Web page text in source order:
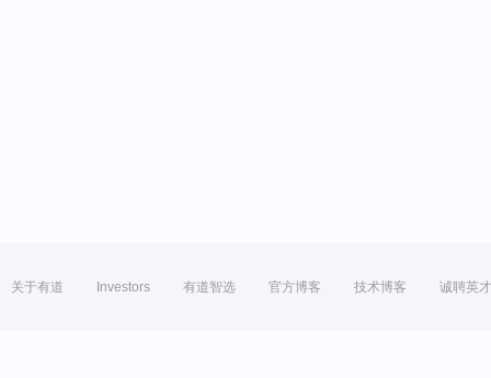
关于有道 Investors 有道智选 官方博客 技术博客 诚聘英才